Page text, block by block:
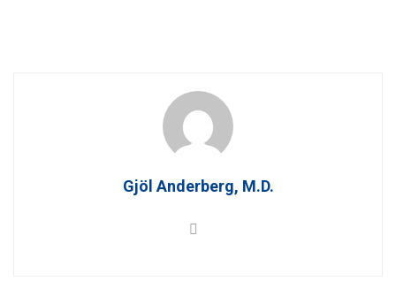
Gjöl Anderberg, M.D.